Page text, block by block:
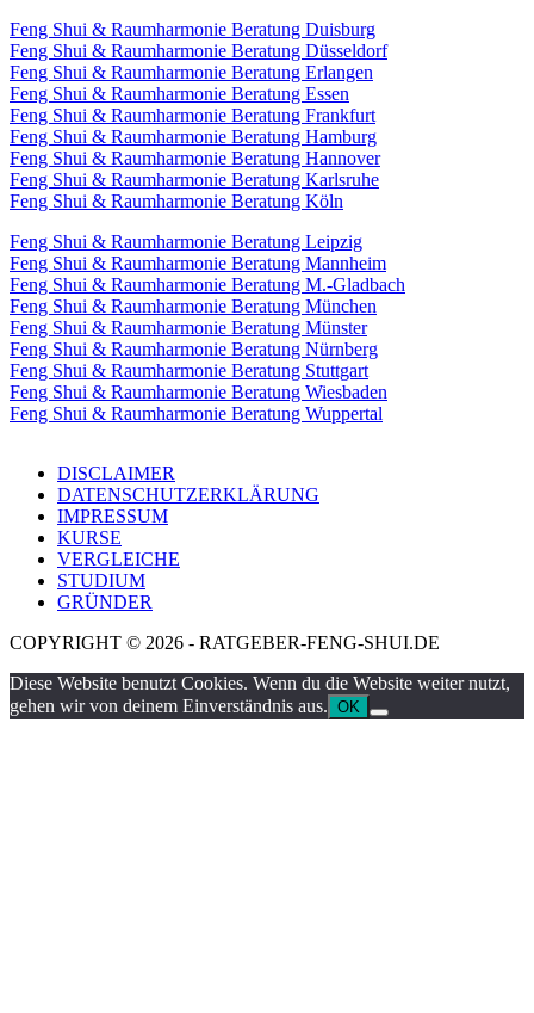
Feng Shui & Raumharmonie Beratung Duisburg
Feng Shui & Raumharmonie Beratung Düsseldorf
Feng Shui & Raumharmonie Beratung Erlangen
Feng Shui & Raumharmonie Beratung Essen
Feng Shui & Raumharmonie Beratung Frankfurt
Feng Shui & Raumharmonie Beratung Hamburg
Feng Shui & Raumharmonie Beratung Hannover
Feng Shui & Raumharmonie Beratung Karlsruhe
Feng Shui & Raumharmonie Beratung Köln
Feng Shui & Raumharmonie Beratung Leipzig
Feng Shui & Raumharmonie Beratung Mannheim
Feng Shui & Raumharmonie Beratung M.-Gladbach
Feng Shui & Raumharmonie Beratung München
Feng Shui & Raumharmonie Beratung Münster
Feng Shui & Raumharmonie Beratung Nürnberg
Feng Shui & Raumharmonie Beratung Stuttgart
Feng Shui & Raumharmonie Beratung Wiesbaden
Feng Shui & Raumharmonie Beratung Wuppertal
DISCLAIMER
DATENSCHUTZERKLÄRUNG
IMPRESSUM
KURSE
VERGLEICHE
STUDIUM
GRÜNDER
COPYRIGHT © 2026 - RATGEBER-FENG-SHUI.DE
Diese Website benutzt Cookies. Wenn du die Website weiter nutzt,
gehen wir von deinem Einverständnis aus. OK